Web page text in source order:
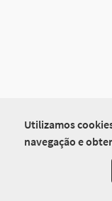
Utilizamos
navegação e